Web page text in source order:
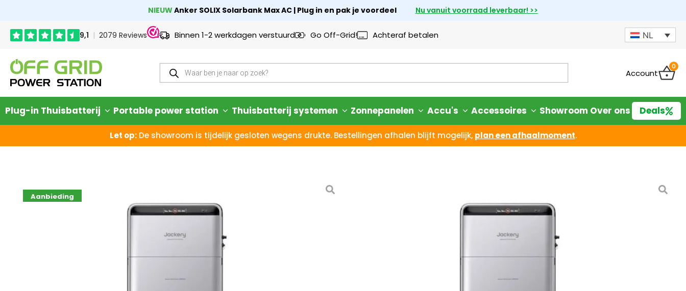
NIEUWAnker SOLIX Solarbank Max AC | Plug in en pak je voordeel Nu vanuit voorraad leverbaar! >>
Binnen 1-2 werkdagen verstuurd Go Off-Grid! Achteraf betalen NL
Account
0
Plug-in Thuisbatterij Portable power station Thuisbatterij systemen Zonnepanelen Accu's Accessoires Showroom Over ons Deals
Let op:De showroom is tijdelijk gesloten wegens drukte. Bestellingen afhalen blijft mogelijk, plan een afhaalmoment.
Aanbieding Jackery SolarVault 3 Pro Max AC
+ 5x BP2500 | 2,5 kW – 15,12 kWh
mogelijk
Gratis verzending boven de 50,- voor Nederland/België
Wij verkopen uitsluitend merken met officiële distributie rechten
10.000 tevreden klanten